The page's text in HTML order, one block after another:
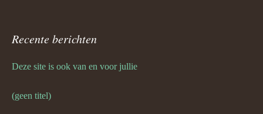
Recente berichten
Deze site is ook van en voor jullie
(geen titel)